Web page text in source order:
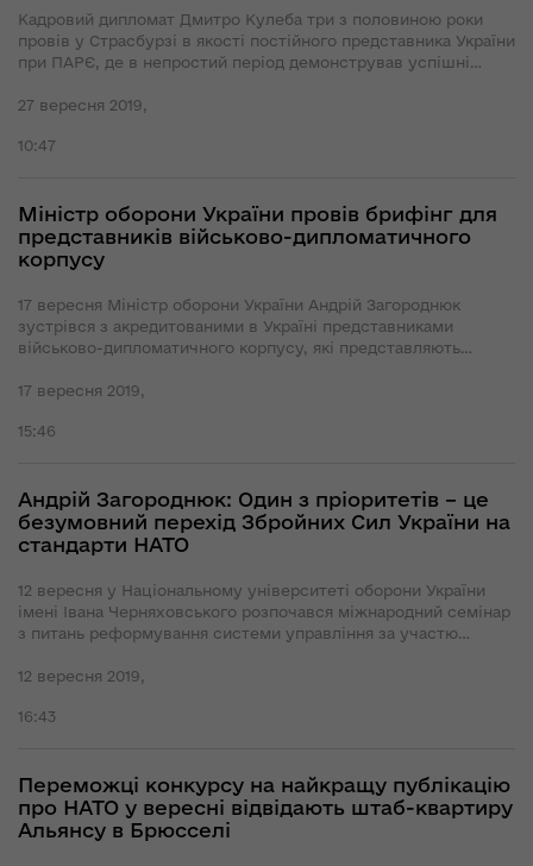
Кадровий дипломат Дмитро Кулеба три з половиною роки
провів у Страсбурзі в якості постійного представника України
при ПАРЄ, де в непростий період демонстрував успішні
парламентською делегацією відстоював інтерес України на
завершення каденції Кулеби в Страсбурзі делегацію Росії
незабаром йому зателефонував майбутній очільник КМУ
Гончарук, який тоді якраз формував свою команду. В складі
якої Кулеба посів місце віце-прем'єра з європейської
профільні кола: політикум, колеги-дипломати, зарубіжні
партнери. Адже в професійності «віце» сумніватися не
доводиться.
27 вересня 2019,
10:47
Міністр оборони України провів брифінг для
представників військово-дипломатичного
корпусу
17 вересня Міністр оборони України Андрій Загороднюк
зустрівся з акредитованими в Україні представниками
військово-дипломатичного корпусу, які представляють
17 вересня 2019,
15:46
Андрій Загороднюк: Один з пріоритетів – це
безумовний перехід Збройних Сил України на
стандарти НАТО
12 вересня у Національному університеті оборони України
імені Івана Черняховського розпочався міжнародний семінар
з питань реформування системи управління за участю
безпеки імені Джорджа К. Маршала.
12 вересня 2019,
16:43
Переможці конкурсу на найкращу публікацію
про НАТО у вересні відвідають штаб-квартиру
Альянсу в Брюсселі